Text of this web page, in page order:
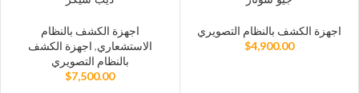
اجهزة الكشف بالنظام التصويري
$4,900.00
اجهزة الكشف بالنظام
الاستشعاري, اجهزة الكشف
بالنظام التصويري
$7,500.00